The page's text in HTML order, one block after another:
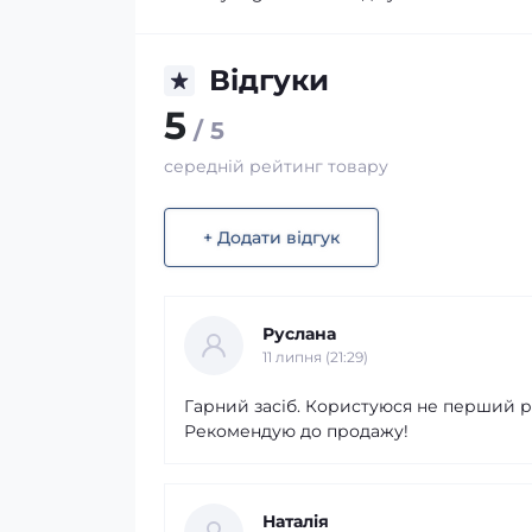
Відгуки
5 / 5
середній рейтинг товару
+ Додати відгук
Руслана
11 липня (21:29)
Гарний засіб. Користуюся не перший
Рекомендую до продажу!
Наталія